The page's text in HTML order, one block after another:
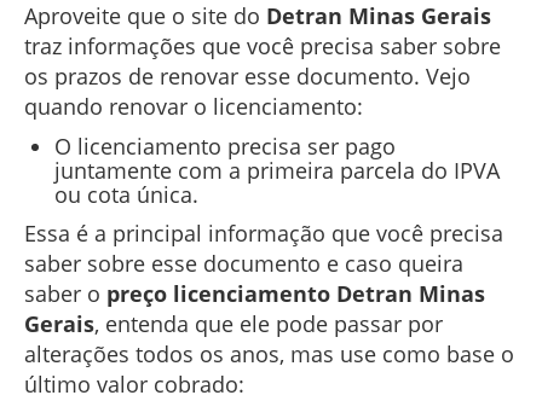
Aproveite que o site do Detran Minas Gerais
traz informações que você precisa saber sobre
os prazos de renovar esse documento. Vejo
quando renovar o licenciamento:
O licenciamento precisa ser pago
juntamente com a primeira parcela do IPVA
ou cota única.
Essa é a principal informação que você precisa
saber sobre esse documento e caso queira
saber o preço licenciamento Detran Minas
Gerais, entenda que ele pode passar por
alterações todos os anos, mas use como base o
último valor cobrado: